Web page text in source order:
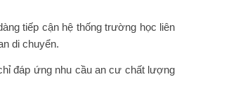
tiếp cận hệ thống trường học liên
di chuyển.
đáp ứng nhu cầu an cư chất lượng